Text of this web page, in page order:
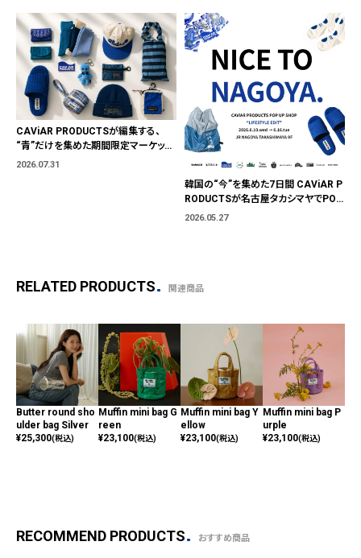
CAViAR PRODUCTSが編集する、
“青”だけを集めた期間限定マーケット
「BLUE MARKET」が横浜に。ブランド
2026.07.31
韓国の“今”を集めた7日間 CAViAR P
RODUCTSが名古屋タカシマヤでPOP
UP開催
2026.05.27
RELATED PRODUCTS 関連商品
Butter round sho
ulder bag Silver
¥25,300(税込)
Muffin mini bag G
reen
¥23,100(税込)
Muffin mini bag Y
ellow
¥23,100(税込)
Muffin mini bag P
urple
¥23,100(税込)
RECOMMEND PRODUCTS おすすめ商品